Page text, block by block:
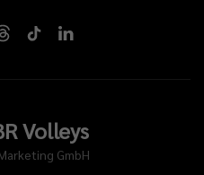
Volleys
GmbH